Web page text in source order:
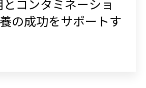
コンタミネーショ
の成功をサポートす